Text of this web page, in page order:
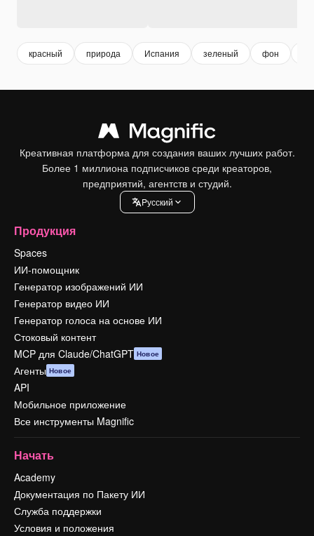
красный природа Испания зеленый фон
Креативная платформа для создания ваших лучших работ.
Более 1 миллиона подписчиков среди креаторов,
предприятий, агентств и студий.
Pусский
Продукция
Spaces
ИИ-помощник
Генератор изображений ИИ
Генератор видео ИИ
Генератор голоса на основе ИИ
Стоковый контент
MCP для Claude/ChatGPT Новое
Агенты Новое
API
Мобильное приложение
Все инструменты Magnific
Начать
Academy
Документация по Пакету ИИ
Служба поддержки
Условия и положения